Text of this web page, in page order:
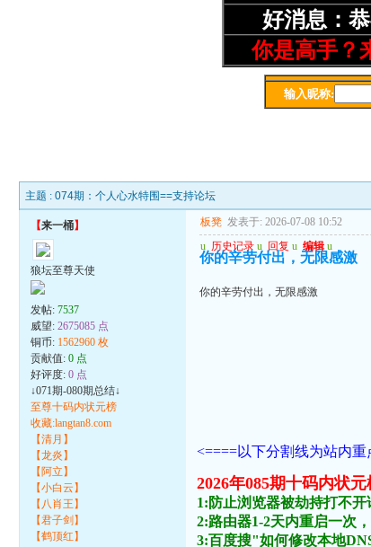
主题 :074期：个人心水特围==支持论坛
【来一桶】
狼坛至尊天使
发帖:7537
威望:2675085 点
铜币: 1562960 枚
贡献值:0 点
好评度:0 点
↓071期-080期总结↓
至尊十码内状元榜
收藏:langtan8.com
【清月】
【龙炎】
【阿立】
【小白云】
【八肖王】
【君子剑】
【鹤顶红】
板凳 发表于: 2026-07-08 10:52
u 历史记录 u 回复 u 编辑 u
你的辛劳付出，无限感激
你的辛劳付出，无限感激
<====以下分割线为站内
2026年085期十码内状
1:防止浏览器被劫持打不
2:路由器1-2天内重启一次
3:百度搜"如何修改本地